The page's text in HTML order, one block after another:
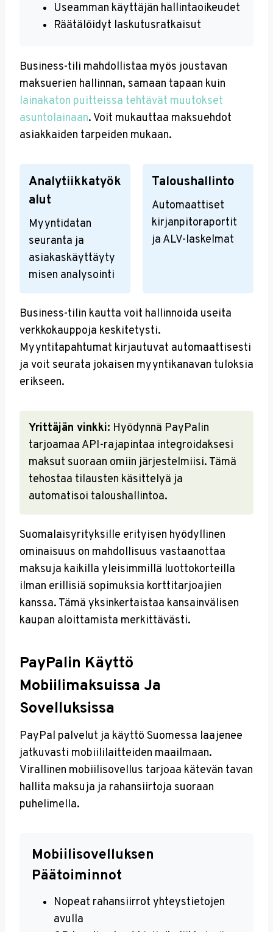
Useamman käyttäjän hallintaoikeudet
Räätälöidyt laskutusratkaisut
Business-tili mahdollistaa myös joustavan
maksuerien hallinnan, samaan tapaan kuin
lainakaton puitteissa tehtävät muutokset
asuntolainaan. Voit mukauttaa maksuehdot
asiakkaiden tarpeiden mukaan.
Analytiikkatyök
Alut
Myyntidatan
seuranta ja
asiakaskäyttäyty
misen analysointi
Taloushallinto
Automaattiset
kirjanpitoraportit
ja ALV-laskelmat
Business-tilin kautta voit hallinnoida useita
verkkokauppoja keskitetysti.
Myyntitapahtumat kirjautuvat automaattisesti
ja voit seurata jokaisen myyntikanavan tuloksia
erikseen.
Yrittäjän vinkki: Hyödynnä PayPalin
tarjoamaa API-rajapintaa integroidaksesi
maksut suoraan omiin järjestelmiisi. Tämä
tehostaa tilausten käsittelyä ja
automatisoi taloushallintoa.
Suomalaisyrityksille erityisen hyödyllinen
ominaisuus on mahdollisuus vastaanottaa
maksuja kaikilla yleisimmillä luottokorteilla
ilman erillisiä sopimuksia korttitarjoajien
kanssa. Tämä yksinkertaistaa kansainvälisen
kaupan aloittamista merkittävästi.
PayPalin Käyttö
Mobiilimaksuissa Ja
Sovelluksissa
PayPal palvelut ja käyttö Suomessa laajenee
jatkuvasti mobiililaitteiden maailmaan.
Virallinen mobiilisovellus tarjoaa kätevän tavan
hallita maksuja ja rahansiirtoja suoraan
puhelimella.
Mobiilisovelluksen
Päätoiminnot
Nopeat rahansiirrot yhteystietojen
avulla